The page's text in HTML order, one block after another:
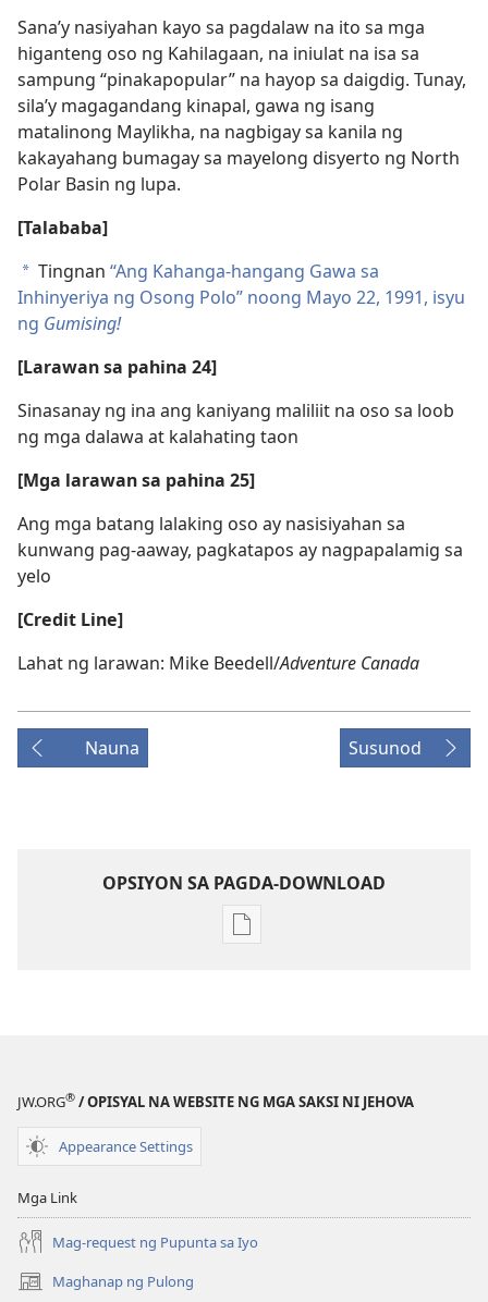
Sana’y nasiyahan kayo sa pagdalaw na ito sa mga
higanteng oso ng Kahilagaan, na iniulat na isa sa
sampung “pinakapopular” na hayop sa daigdig. Tunay,
sila’y magagandang kinapal, gawa ng isang
matalinong Maylikha, na nagbigay sa kanila ng
kakayahang bumagay sa mayelong disyerto ng North
Polar Basin ng lupa.
[Talababa]
a Tingnan “Ang Kahanga-hangang Gawa sa
Inhinyeriya ng Osong Polo” noong Mayo 22, 1991, isyu
ng Gumising!
[Larawan sa pahina 24]
Sinasanay ng ina ang kaniyang maliliit na oso sa loob
ng mga dalawa at kalahating taon
[Mga larawan sa pahina 25]
Ang mga batang lalaking oso ay nasisiyahan sa
kunwang pag-aaway, pagkatapos ay nagpapalamig sa
yelo
[Credit Line]
Lahat ng larawan: Mike Beedell/Adventure Canada
Nauna Susunod
OPSIYON SA PAGDA-DOWNLOAD
Opsiyon
MAGASIN
JW.ORG® / OPISYAL NA WEBSITE NG MGA SAKSI NI JEHOVA
Appearance Settings
Mga Link
Mag-request ng Pupunta sa Iyo
Maghanap ng Pulong
(may